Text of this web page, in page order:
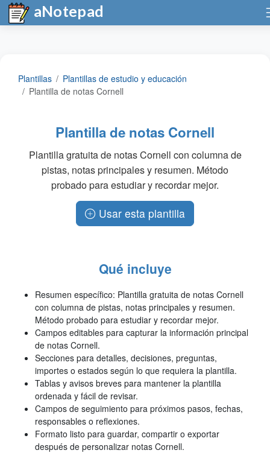
aNotepad
Plantillas
Plantillas de estudio y educación
Plantilla de notas Cornell
Plantilla de notas Cornell
Plantilla gratuita de notas Cornell con columna de
pistas, notas principales y resumen. Método
probado para estudiar y recordar mejor.
Usar esta plantilla
Qué incluye
Resumen específico: Plantilla gratuita de notas Cornell
con columna de pistas, notas principales y resumen.
Método probado para estudiar y recordar mejor.
Campos editables para capturar la información principal
de notas Cornell.
Secciones para detalles, decisiones, preguntas,
importes o estados según lo que requiera la plantilla.
Tablas y avisos breves para mantener la plantilla
ordenada y fácil de revisar.
Campos de seguimiento para próximos pasos, fechas,
responsables o reflexiones.
Formato listo para guardar, compartir o exportar
después de personalizar notas Cornell.